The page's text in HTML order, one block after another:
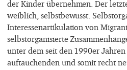
der Kinder übernehmen. Der
weiblich, selbstbewusst.
Interessenartikulation von
selbstorganisierte
unter dem seit den 1990er
auftauchenden und somit recht